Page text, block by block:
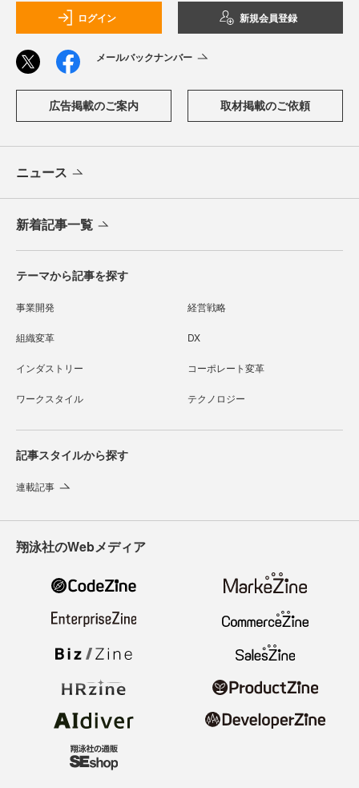
ログイン 新規会員登録
メールバックナンバー
広告掲載のご案内 取材掲載のご依頼
ニュース
新着記事一覧
テーマから記事を探す
事業開発 経営戦略
組織変革 DX
インダストリー コーポレート変革
ワークスタイル テクノロジー
記事スタイルから探す
連載記事
翔泳社のWebメディア